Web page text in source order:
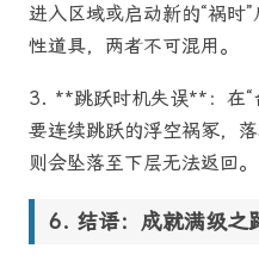
进入区域或启动新的“祸时
性道具，两者不可混用。
3. **跳跃时机失误**：在“
要连续跳跃的浮空祸冢，
则会坠落至下层无法返回。
结语：成就满级之